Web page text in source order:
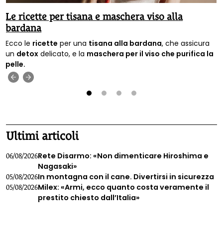
Le ricette per tisana e maschera viso alla
bardana
Ecco le ricette per una tisana alla bardana, che assicura
un detox delicato, e la maschera per il viso che purifica la
pelle.
Ultimi articoli
06/08/2026Rete Disarmo: «Non dimenticare Hiroshima e
Nagasaki»
05/08/2026In montagna con il cane. Divertirsi in sicurezza
05/08/2026Milex: «Armi, ecco quanto costa veramente il
prestito chiesto dall’Italia»